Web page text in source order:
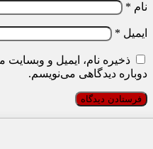
نام *
ایمیل *
ذخیره نام، ایمیل و
دوباره دیدگاهی می‌نویسم.